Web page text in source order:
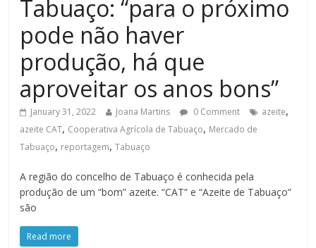
Tabuaço: “para o próximo
pode não haver
produção, há que
aproveitar os anos bons”
January 31, 2022 Joana Martins 0 Comment azeite,
azeite CAT, Cooperativa Agrícola de Tabuaço, Mercado de
Tabuaço, reportagem,Tabuaço
A região do concelho de Tabuaço é conhecida pela
produção de um “bom” azeite. “CAT” e “Azeite de Tabuaço”
são
Read more